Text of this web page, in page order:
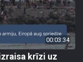
00:03:34
krīzi uz